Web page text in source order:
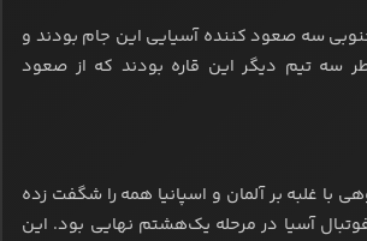
جنوبی سه صعود کننده آسیایی این جام بودند و
سه تیم دیگر این قاره بودند که از صعود
با غلبه بر آلمان و اسپانیا همه را شگفت زده
آسیا در مرحله یک‌هشتم نهایی بود. این